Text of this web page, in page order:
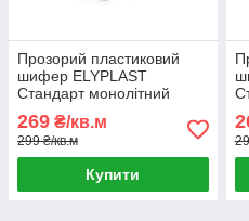
Прозорий пластиковий
шифер ELYPLAST
Стандарт монолітний
(Зелений)
269 ₴/кв.м
299 ₴/кв.м
Купити